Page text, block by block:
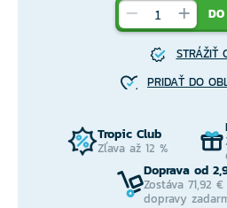
STRÁŽIŤ
PRIDAŤ DO
Tropic Club
Zľava až 12 %
Doprava od
Zostáva 71,92
dopravy